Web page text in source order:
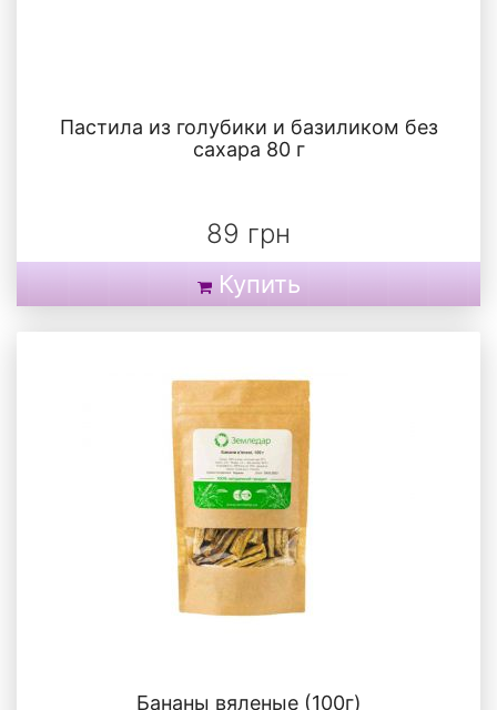
Пастила из голубики и базиликом без
сахара 80 г
89 грн
Купить
Бананы вяленые (100г)